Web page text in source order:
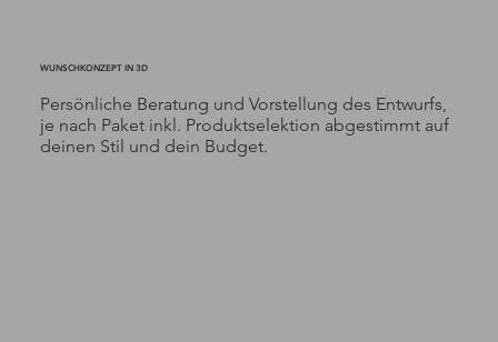
Persönliche Beratung und Vorstellung des Entwurfs,
je nach Paket inkl. Produktselektion abgestimmt auf
deinen Stil und dein Budget.
WUNSCHKONZEPT IN 3D